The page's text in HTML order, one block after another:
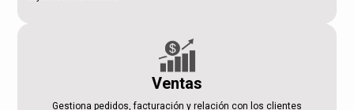
Ventas
Gestiona pedidos, facturación y relación con los clientes